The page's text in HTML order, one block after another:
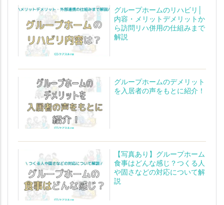
グループホームのリハビリ│
内容・メリットデメリットか
ら訪問リハ併用の仕組みまで
解説
グループホームのデメリット
を入居者の声をもとに紹介！
【写真あり】グループホーム
食事はどんな感じ？つくる人
や固さなどの対応について解
説